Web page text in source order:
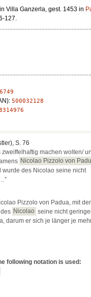
Villa Ganzerla, gest. 1453 in
127.
500032128
S. 76
machen wolten/
Nicolao Pizzolo von
wurde des Nicolao seine nicht
Pizzolo von Padua, mit
Nicolao seine nicht
darum er sich je länger je
following notation is used: